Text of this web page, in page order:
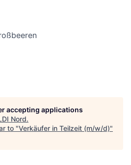
accepting applications
Nord.
to "Verkäufer in Teilzeit (m/w/d)"